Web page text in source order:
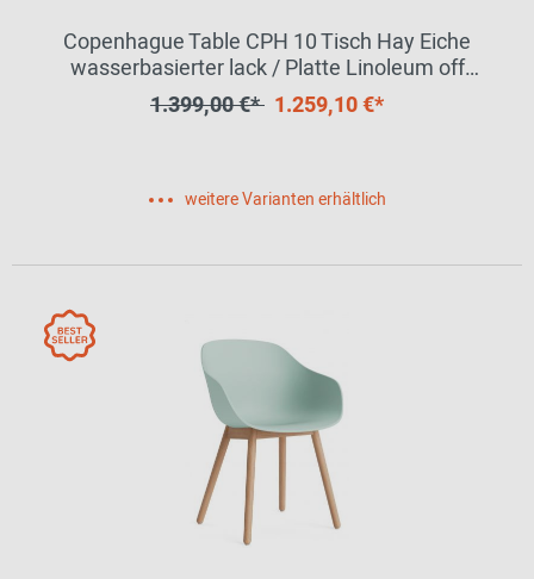
Copenhague Table CPH 10 Tisch Hay Eiche
wasserbasierter lack / Platte Linoleum off
white MDF Kante
1.399,00 €* 1.259,10 €*
weitere Varianten erhältlich